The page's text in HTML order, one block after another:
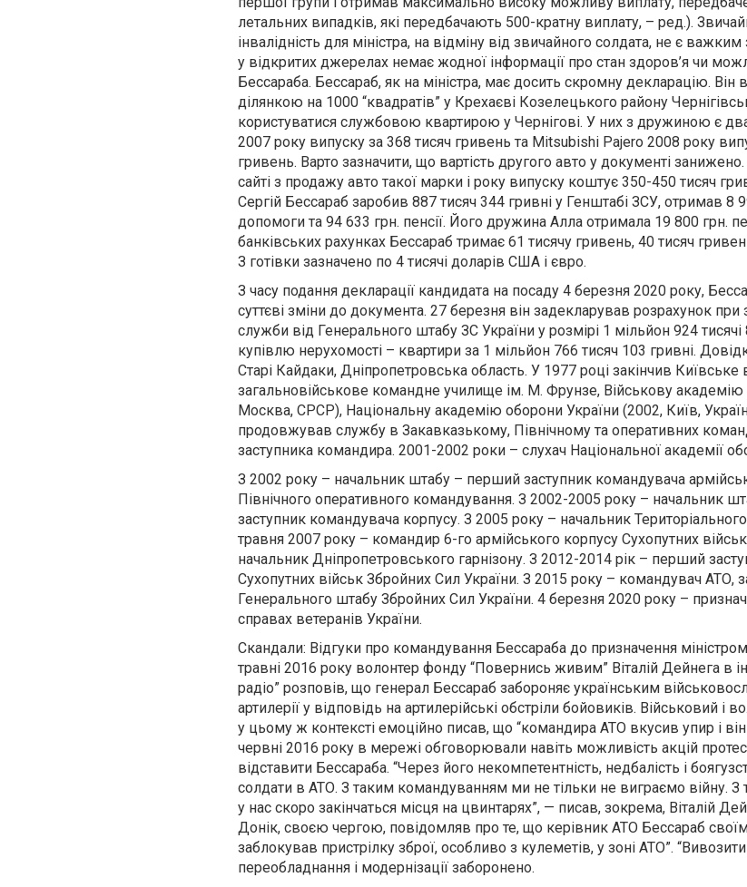
летальних випадків, які передбачають 500-кратну виплату, – ред.).
інвалідність для міністра, на відміну від звичайного солдата, не є
у відкритих джерелах немає жодної інформації про стан здоров’я чи
Бессараба. Бессараб, як на міністра, має досить скромну декларацію.
ділянкою на 1000 “квадратів” у Крехаєві Козелецького району
користуватися службовою квартирою у Чернігові. У них з дружиною є
2007 року випуску за 368 тисяч гривень та Mitsubishi Pajero 2008 року
гривень. Варто зазначити, що вартість другого авто у документі
сайті з продажу авто такої марки і року випуску коштує 350-450 тисяч
Сергій Бессараб заробив 887 тисяч 344 гривні у Генштабі ЗСУ, отримав 8
допомоги та 94 633 грн. пенсії. Його дружина Алла отримала 19 800 грн.
банківських рахунках Бессараб тримає 61 тисячу гривень, 40 тисяч
З готівки зазначено по 4 тисячі доларів США і євро.
З часу подання декларації кандидата на посаду 4 березня 2020 року,
суттєві зміни до документа. 27 березня він задекларував розрахунок при
служби від Генерального штабу ЗС України у розмірі 1 мільйон 924
купівлю нерухомості – квартири за 1 мільйон 766 тисяч 103 гривні.
Старі Кайдаки, Дніпропетровська область. У 1977 році закінчив
загальновійськове командне училище ім. М. Фрунзе, Військову
Москва, СРСР), Національну академію оборони України (2002, Київ,
продовжував службу в Закавказькому, Північному та оперативних
заступника командира. 2001-2002 роки – слухач Національної академії
З 2002 року – начальник штабу – перший заступник командувача
Північного оперативного командування. З 2002-2005 року – начальник
заступник командувача корпусу. З 2005 року – начальник Територіального
травня 2007 року – командир 6-го армійського корпусу Сухопутних
начальник Дніпропетровського гарнізону. З 2012-2014 рік – перший
Сухопутних військ Збройних Сил України. З 2015 року – командувач АТО,
Генерального штабу Збройних Сил України. 4 березня 2020 року –
справах ветеранів України.
Скандали: Відгуки про командування Бессараба до призначення
травні 2016 року волонтер фонду “Повернись живим” Віталій Дейнега в
радіо” розповів, що генерал Бессараб забороняє українським
артилерії у відповідь на артилерійські обстріли бойовиків. Військовий і
у цьому ж контексті емоційно писав, що “командира АТО вкусив упир і
червні 2016 року в мережі обговорювали навіть можливість акцій
відставити Бессараба. “Через його некомпетентність, недбалість і
солдати в АТО. З таким командуванням ми не тільки не виграємо війну.
у нас скоро закінчаться місця на цвинтарях”, — писав, зокрема, Віталій
Донік, своєю чергою, повідомляв про те, що керівник АТО Бессараб
заблокував пристрілку зброї, особливо з кулеметів, у зоні АТО”.
переобладнання і модернізації заборонено.